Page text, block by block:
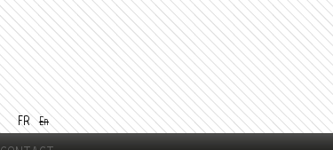
FR En